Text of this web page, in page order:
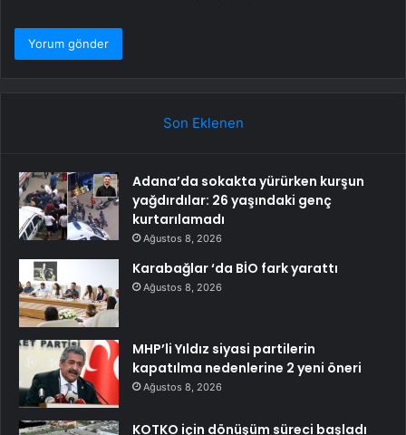
Son Eklenen
Adana’da sokakta yürürken kurşun
yağdırdılar: 26 yaşındaki genç
kurtarılamadı
Ağustos 8, 2026
Karabağlar ‘da BİO fark yarattı
Ağustos 8, 2026
MHP’li Yıldız siyasi partilerin
kapatılma nedenlerine 2 yeni öneri
Ağustos 8, 2026
KOTKO için dönüşüm süreci başladı